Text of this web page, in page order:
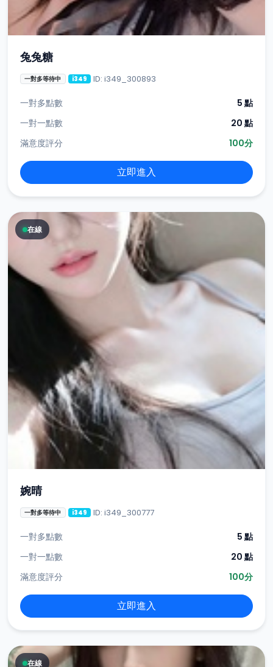
兔兔糖
一對多等待中 i349 ID: i349_300893
一對多點數
5 點
一對一點數
20 點
滿意度評分
100分
立即進入
在線
婉晴
一對多等待中 i349 ID: i349_300777
一對多點數
5 點
一對一點數
20 點
滿意度評分
100分
立即進入
在線